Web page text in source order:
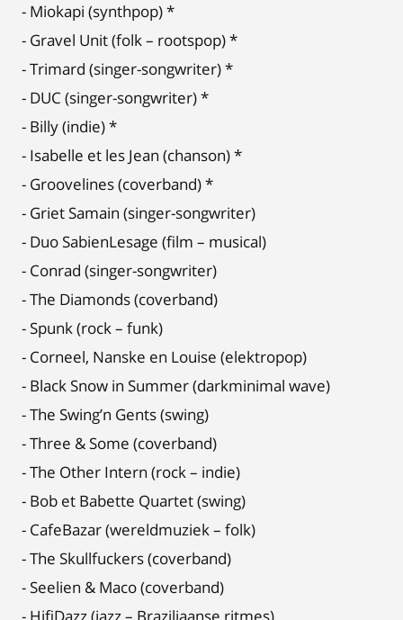
- Miokapi (synthpop) *
- Gravel Unit (folk – rootspop) *
- Trimard (singer-songwriter) *
- DUC (singer-songwriter) *
- Billy (indie) *
- Isabelle et les Jean (chanson) *
- Groovelines (coverband) *
- Griet Samain (singer-songwriter)
- Duo SabienLesage (film – musical)
- Conrad (singer-songwriter)
- The Diamonds (coverband)
- Spunk (rock – funk)
- Corneel, Nanske en Louise (elektropop)
- Black Snow in Summer (darkminimal wave)
- The Swing’n Gents (swing)
- Three & Some (coverband)
- The Other Intern (rock – indie)
- Bob et Babette Quartet (swing)
- CafeBazar (wereldmuziek – folk)
- The Skullfuckers (coverband)
- Seelien & Maco (coverband)